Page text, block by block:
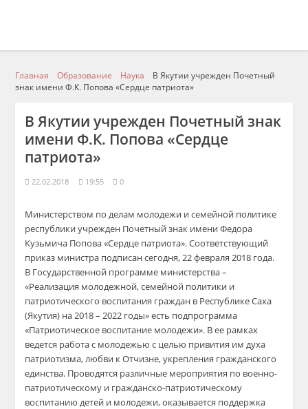
Главная Образование Наука
В Якутии учрежден Почетный
знак имени Ф.К. Попова «Сердце патриота»
В Якутии учрежден Почетный знак
имени Ф.К. Попова «Сердце
патриота»
22.02.2018 19:55 0
Министерством по делам молодежи и семейной политике
республики учрежден Почетный знак имени Федора
Кузьмича Попова «Сердце патриота». Соответствующий
приказ министра подписан сегодня, 22 февраля 2018 года.
В Государственной программе министерства –
«Реализация молодежной, семейной политики и
патриотического воспитания граждан в Республике Саха
(Якутия) на 2018 – 2022 годы» есть подпрограмма
«Патриотическое воспитание молодежи». В ее рамках
ведется работа с молодежью с целью привития им духа
патриотизма, любви к Отчизне, укрепления гражданского
единства. Проводятся различные мероприятия по военно-
патриотическому и гражданско-патриотическому
воспитанию детей и молодежи, оказывается поддержка